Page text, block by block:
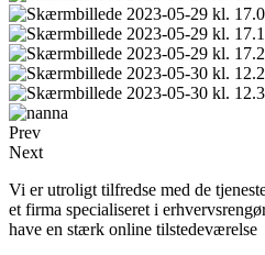
Prev
Next
Vi er utroligt tilfredse med de
et firma specialiseret i
have en stærk online tilstedeværelse